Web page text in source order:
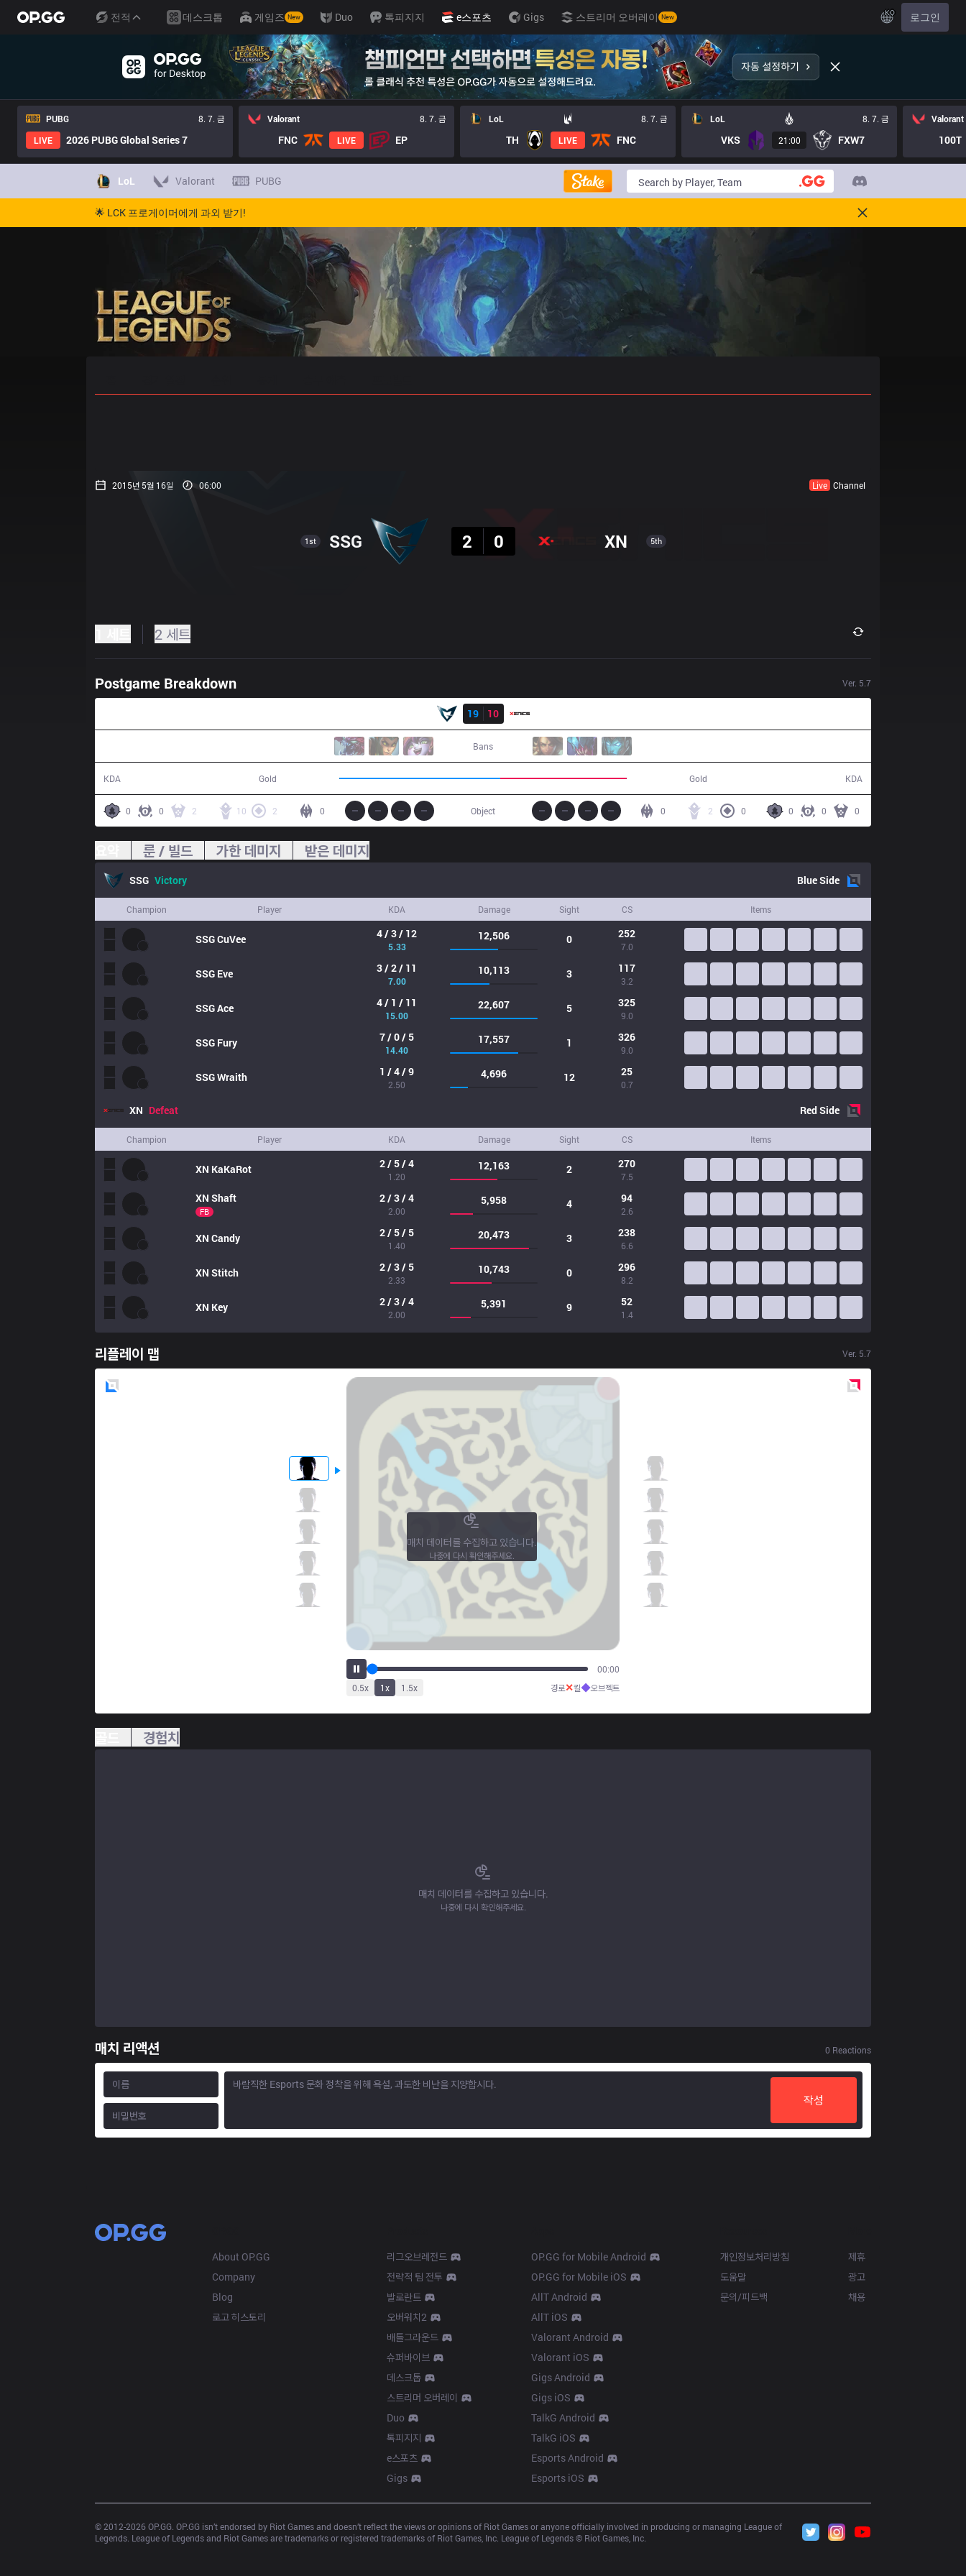
전적 데스크톱 게임즈 New Duo 톡피지지 e스포츠 Gigs 스트리머 오버레이 New KO 로그인
PUBG
8. 7. 금
LIVE
2026 PUBG Global Series 7
Valorant 8. 7. 금
FNC LIVE EP
LoL 8. 7. 금
TH LIVE FNC
LoL 8. 7. 금
VKS 21:00 FXW7
Valorant
100T
LoL Valorant PUBG
🌟 LCK 프로게이머에게 과외 받기!
2015년 5월 16일 06:00 Live Channel
1st SSG
2
0 XN 5th
2 세트
Postgame Breakdown Ver. 5.7
19
10
Bans
KDA Gold Gold KDA
0 0 2 10 2 0 0 0 0
2 0
0
Object
룬 / 빌드 가한 데미지 받은 데미지
SSG Victory BlueSide
Champion Player KDA Damage Sight CS Items
SSGCuVee 4 / 3 / 12
5.33
12,506 0 252
7.0
SSG Eve 3 / 2 / 11
7.00
10,113 3 117
3.2
SSGAce 4 / 1 / 11
15.00
22,607 5 325
9.0
SSG Fury 7 / 0 / 5
14.40
17,557 1 326
9.0
SSGWraith 1 / 4 / 9
2.50
4,696 12 25
0.7
XN Defeat RedSide
Champion Player KDA Damage Sight CS Items
XN KaKaRot 2 / 5 / 4
1.20
12,163 2 270
7.5
XN Shaft
FB
2 / 3 / 4
2.00
5,958 4 94
2.6
XN Candy 2 / 5 / 5
1.40
20,473 3 238
6.6
XN Stitch 2 / 3 / 5
2.33
10,743 0 296
8.2
XN Key 2 / 3 / 4
2.00
5,391 9 52
1.4
리플레이 맵 Ver. 5.7
00:00
0.5x 1x 1.5x 경로✕킬◆오브젝트
매치 데이터를 수집하고 있습니다.
나중에 다시 확인해주세요.
경험치
매치 데이터를 수집하고 있습니다.
나중에 다시 확인해주세요.
매치 리액션 0 Reactions
작성
About OP.GG
Company
Blog
로고 히스토리
리그오브레전드
전략적 팀 전투
발로란트
오버워치2
배틀그라운드
슈퍼바이브
데스크톱
스트리머 오버레이
Duo
톡피지지
e스포츠
Gigs
OP.GG for Mobile Android
OP.GG for Mobile iOS
AllT Android
AllT iOS
Valorant Android
Valorant iOS
Gigs Android
Gigs iOS
TalkG Android
TalkG iOS
Esports Android
Esports iOS
개인정보처리방침
도움말
문의/피드백
제휴
광고
채용
© 2012-2026 OP.GG. OP.GG isn’t endorsed by Riot Games and doesn’t reflect the views or opinions of Riot Games or anyone officially involved in producing or managing League of
Legends. League of Legends and Riot Games are trademarks or registered trademarks of Riot Games, Inc. League of Legends © Riot Games, Inc.